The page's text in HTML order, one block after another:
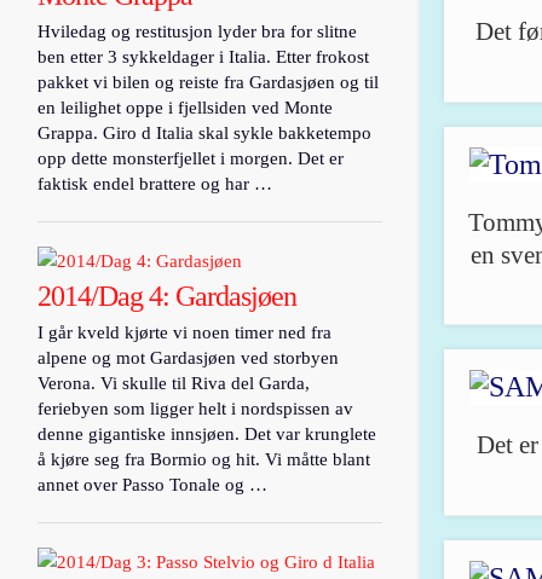
Det
en
Det
Hviledag og restitusjon lyder bra for slitne
ben etter 3 sykkeldager i Italia. Etter frokost
pakket vi bilen og reiste fra Gardasjøen og til
en leilighet oppe i fjellsiden ved Monte
Grappa. Giro d Italia skal sykle bakketempo
opp dette monsterfjellet i morgen. Det er
faktisk endel brattere og har …
2014/Dag 4: Gardasjøen
I går kveld kjørte vi noen timer ned fra
alpene og mot Gardasjøen ved storbyen
Verona. Vi skulle til Riva del Garda,
feriebyen som ligger helt i nordspissen av
denne gigantiske innsjøen. Det var krunglete
å kjøre seg fra Bormio og hit. Vi måtte blant
annet over Passo Tonale og …